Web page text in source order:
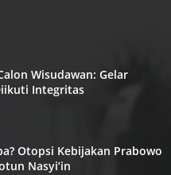
Wisudawan: Gelar
Integritas
Otopsi Kebijakan Prabowo
Nasyi’in